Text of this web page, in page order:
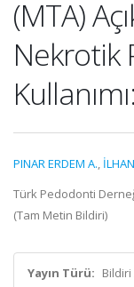
(MTA)
Nekrotik
PINAR ERDEM A.,
Türk Pedodonti
(Tam Metin Bildiri)
Yayın Türü: